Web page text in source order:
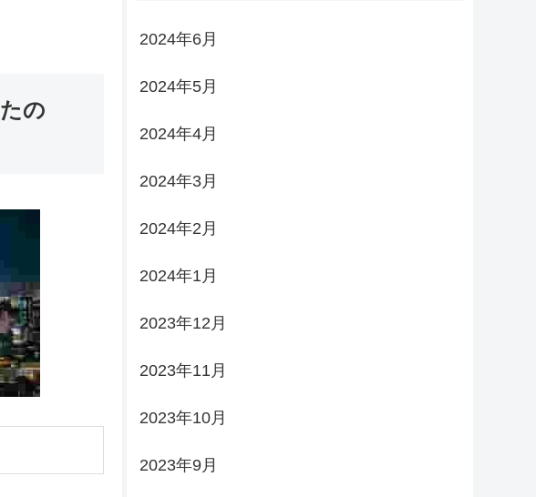
の
2024年6月
2024年5月
2024年4月
2024年3月
2024年2月
2024年1月
2023年12月
2023年11月
2023年10月
2023年9月